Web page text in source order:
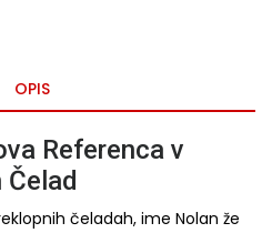
OPIS
Referenca v
čeladah, ime Nolan že